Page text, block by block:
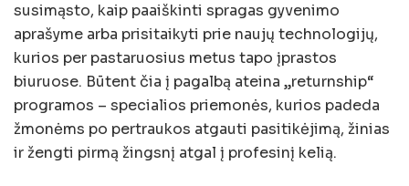
susimąsto, kaip paaiškinti spragas gyvenimo
aprašyme arba prisitaikyti prie naujų technologijų,
kurios per pastaruosius metus tapo įprastos
biuruose. Būtent čia į pagalbą ateina „returnship“
programos – specialios priemonės, kurios padeda
žmonėms po pertraukos atgauti pasitikėjimą, žinias
ir žengti pirmą žingsnį atgal į profesinį kelią.